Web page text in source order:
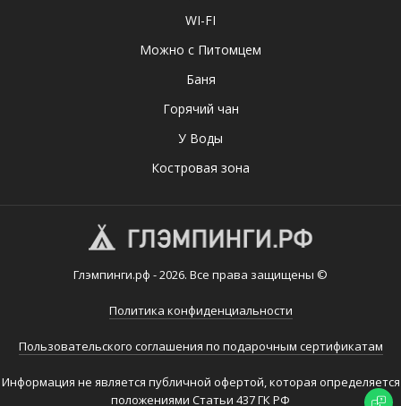
WI-FI
Можно с Питомцем
Баня
Горячий чан
У Воды
Костровая зона
Глэмпинги.рф - 2026. Все права защищены ©
Политика конфиденциальности
Пользовательского соглашения по подарочным сертификатам
Информация не является публичной офертой, которая определяется
положениями Статьи 437 ГК РФ